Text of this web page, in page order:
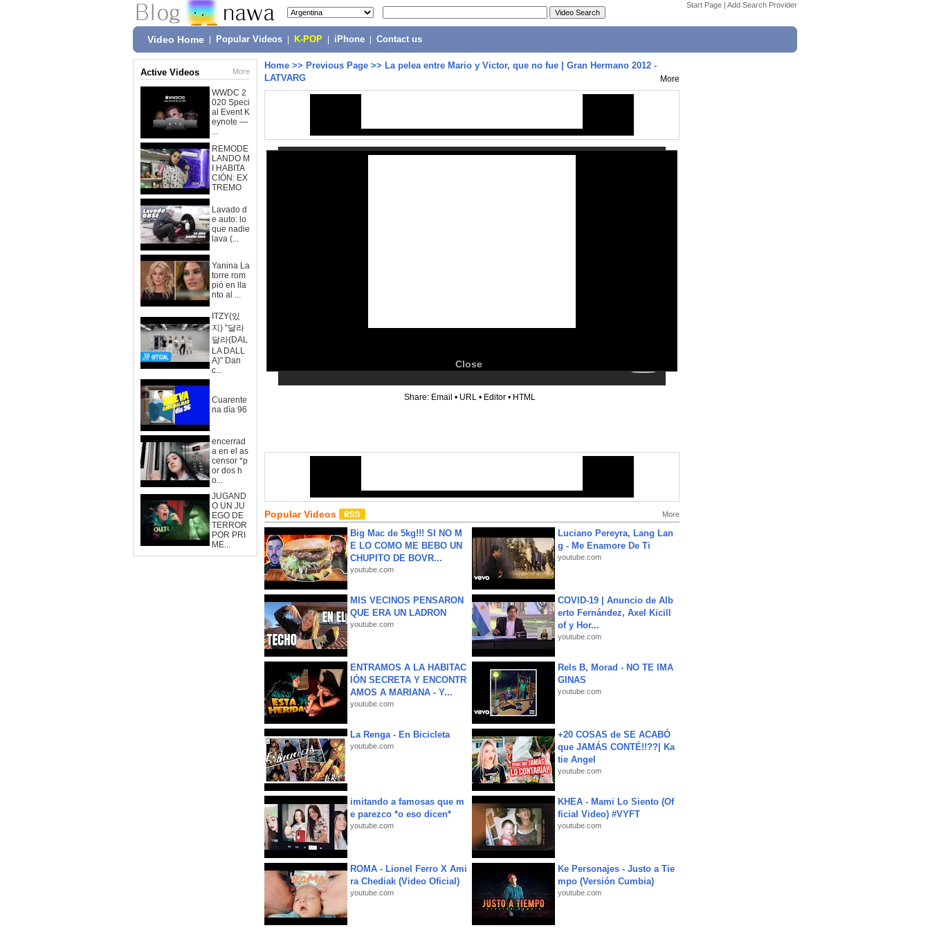
Start Page | Add Search Provider
Video Home Popular Videos K-POP iPhone Contact us
Active Videos More
WWDC 2
020 Speci
al Event K
eynote —
...
REMODE
LANDO M
I HABITA
CIÓN: EX
TREMO
Lavado d
e auto: lo
que nadie
lava (...
Yanina La
torre rom
pió en lla
nto al ...
ITZY(있
지) "달라
달라(DAL
LA DALL
A)" Dan
c...
Cuarente
na día 96
encerrad
a en el as
censor *p
or dos h
o...
JUGAND
O UN JU
EGO DE
TERROR
POR PRI
ME...
Home >> Previous Page >> La pelea entre Mario y Victor, que no fue | Gran Hermano 2012 -
LATVARG
More
Close
Share: Email • URL • Editor • HTML
Popular Videos More
Big Mac de 5kg!!! SI NO M
E LO COMO ME BEBO UN
CHUPITO DE BOVR...
youtube.com
Luciano Pereyra, Lang Lan
g - Me Enamore De Ti
youtube.com
MIS VECINOS PENSARON
QUE ERA UN LADRON
youtube.com
COVID-19 | Anuncio de Alb
erto Fernández, Axel Kicill
of y Hor...
youtube.com
ENTRAMOS A LA HABITAC
IÓN SECRETA Y ENCONTR
AMOS A MARIANA - Y...
youtube.com
Rels B, Morad - NO TE IMA
GINAS
youtube.com
La Renga - En Bicicleta
youtube.com
+20 COSAS de SE ACABÓ
que JAMÁS CONTÉ!!??| Ka
tie Angel
youtube.com
imitando a famosas que m
e parezco *o eso dicen*
youtube.com
KHEA - Mami Lo Siento (Of
ficial Video) #VYFT
youtube.com
ROMA - Lionel Ferro X Ami
ra Chediak (Video Oficial)
youtube.com
Ke Personajes - Justo a Tie
mpo (Versión Cumbia)
youtube.com